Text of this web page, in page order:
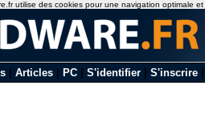
Articles PC S'identifier S'inscrire
utilise des cookies pour une navigation optimale